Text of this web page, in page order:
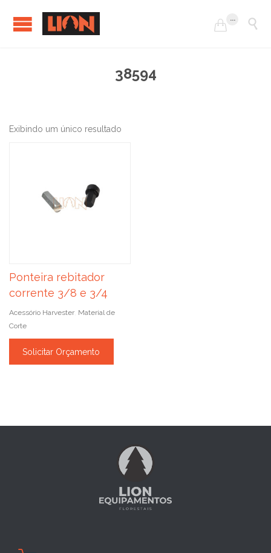

... 
38594
Exibindo um único resultado
Ponteira rebitador
corrente 3/8 e 3/4
Acessório Harvester Material de
Corte
Solicitar Orçamento